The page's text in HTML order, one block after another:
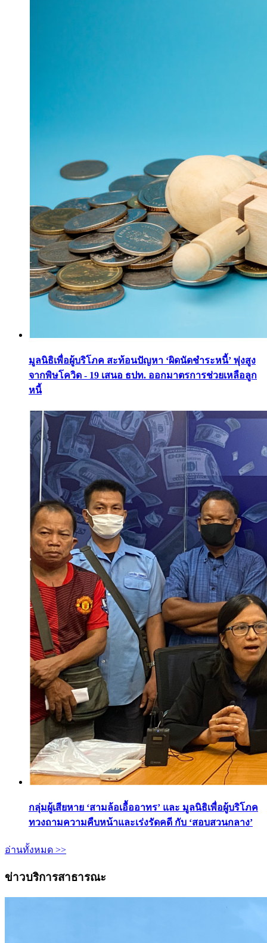
มูลนิธิเพื่อผู้บริโภค สะท้อนปัญหา ‘ผิดนัดชำระหนี้’ พุ่งสูง
จากพิษโควิด - 19 เสนอ ธปท. ออกมาตรการช่วยเหลือลูก
หนี้
กลุ่มผู้เสียหาย ‘สามล้อเอื้ออาทร’ และ มูลนิธิเพื่อผู้บริโภค
ทวงถามความคืบหน้าและเร่งรัดคดี กับ ‘สอบสวนกลาง’
อ่านทั้งหมด >>
ข่าวบริการสาธารณะ